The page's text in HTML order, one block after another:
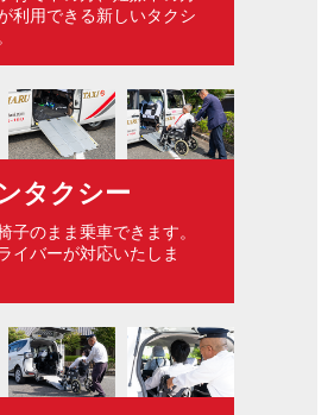
利用できる新しいタクシ
タクシー
子のまま乗車できます。
イバーが対応いたしま